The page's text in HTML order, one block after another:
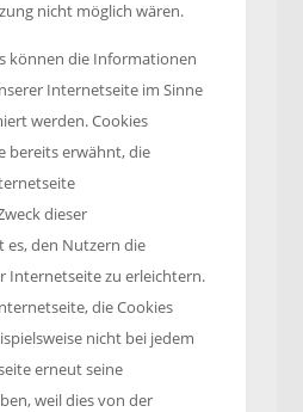
nicht möglich wären.
können die Informationen
Internetseite im Sinne
werden. Cookies
bereits erwähnt, die
dieser
es, den Nutzern die
Internetseite zu erleichtern.
die Cookies
nicht bei jedem
erneut seine
weil dies von der